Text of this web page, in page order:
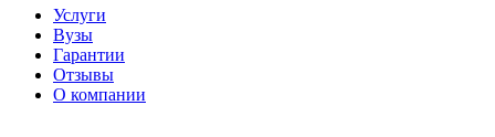
Услуги
Вузы
Гарантии
Отзывы
О компании